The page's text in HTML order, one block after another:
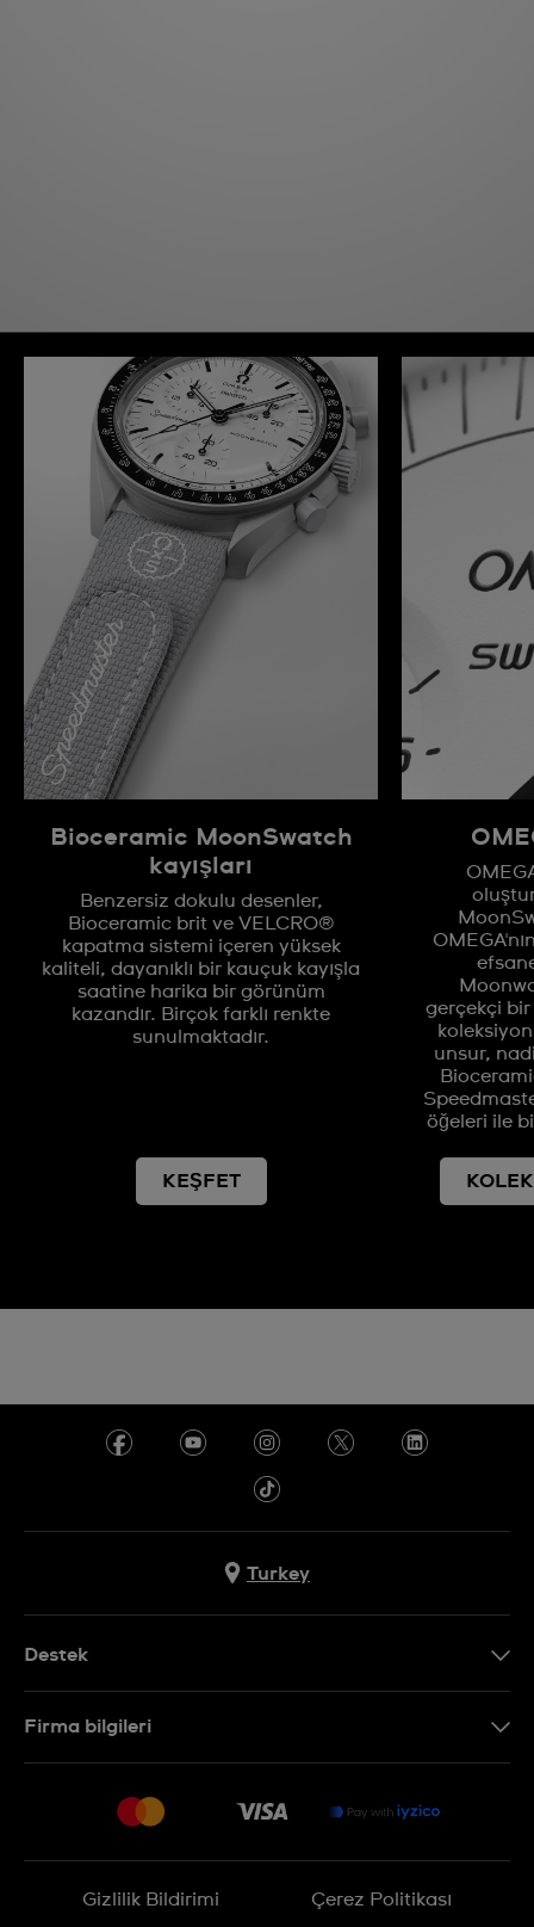
Bioceramic MoonSwatch
kayışları
Benzersiz dokulu desenler,
Bioceramic brit ve VELCRO®
kapatma sistemi içeren yüksek
kaliteli, dayanıklı bir kauçuk kayışla
saatine harika bir görünüm
kazandır. Birçok farklı renkte
sunulmaktadır.
KEŞFET
gerçekçi
unsur,
öğeleri ile
Turkey
Destek
İade Politikası
Firma bilgileri
Gizlilik Bildirimi Çerez Politikası